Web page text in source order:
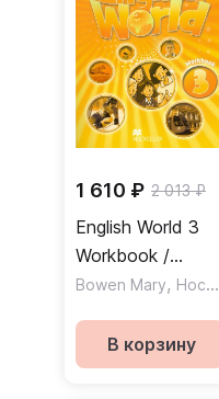
1 610 ₽ 2 013 ₽
English World 3
Workbook /
Рабочая тетрадь
Bowen Mary, Hocking Liz
В корзину